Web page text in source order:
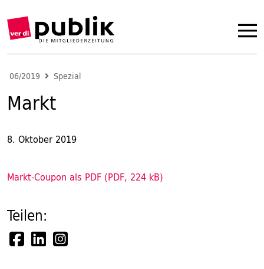
06/2019 Spezial
Markt
8. Oktober 2019
Markt-Coupon als PDF (PDF, 224 kB)
Teilen: